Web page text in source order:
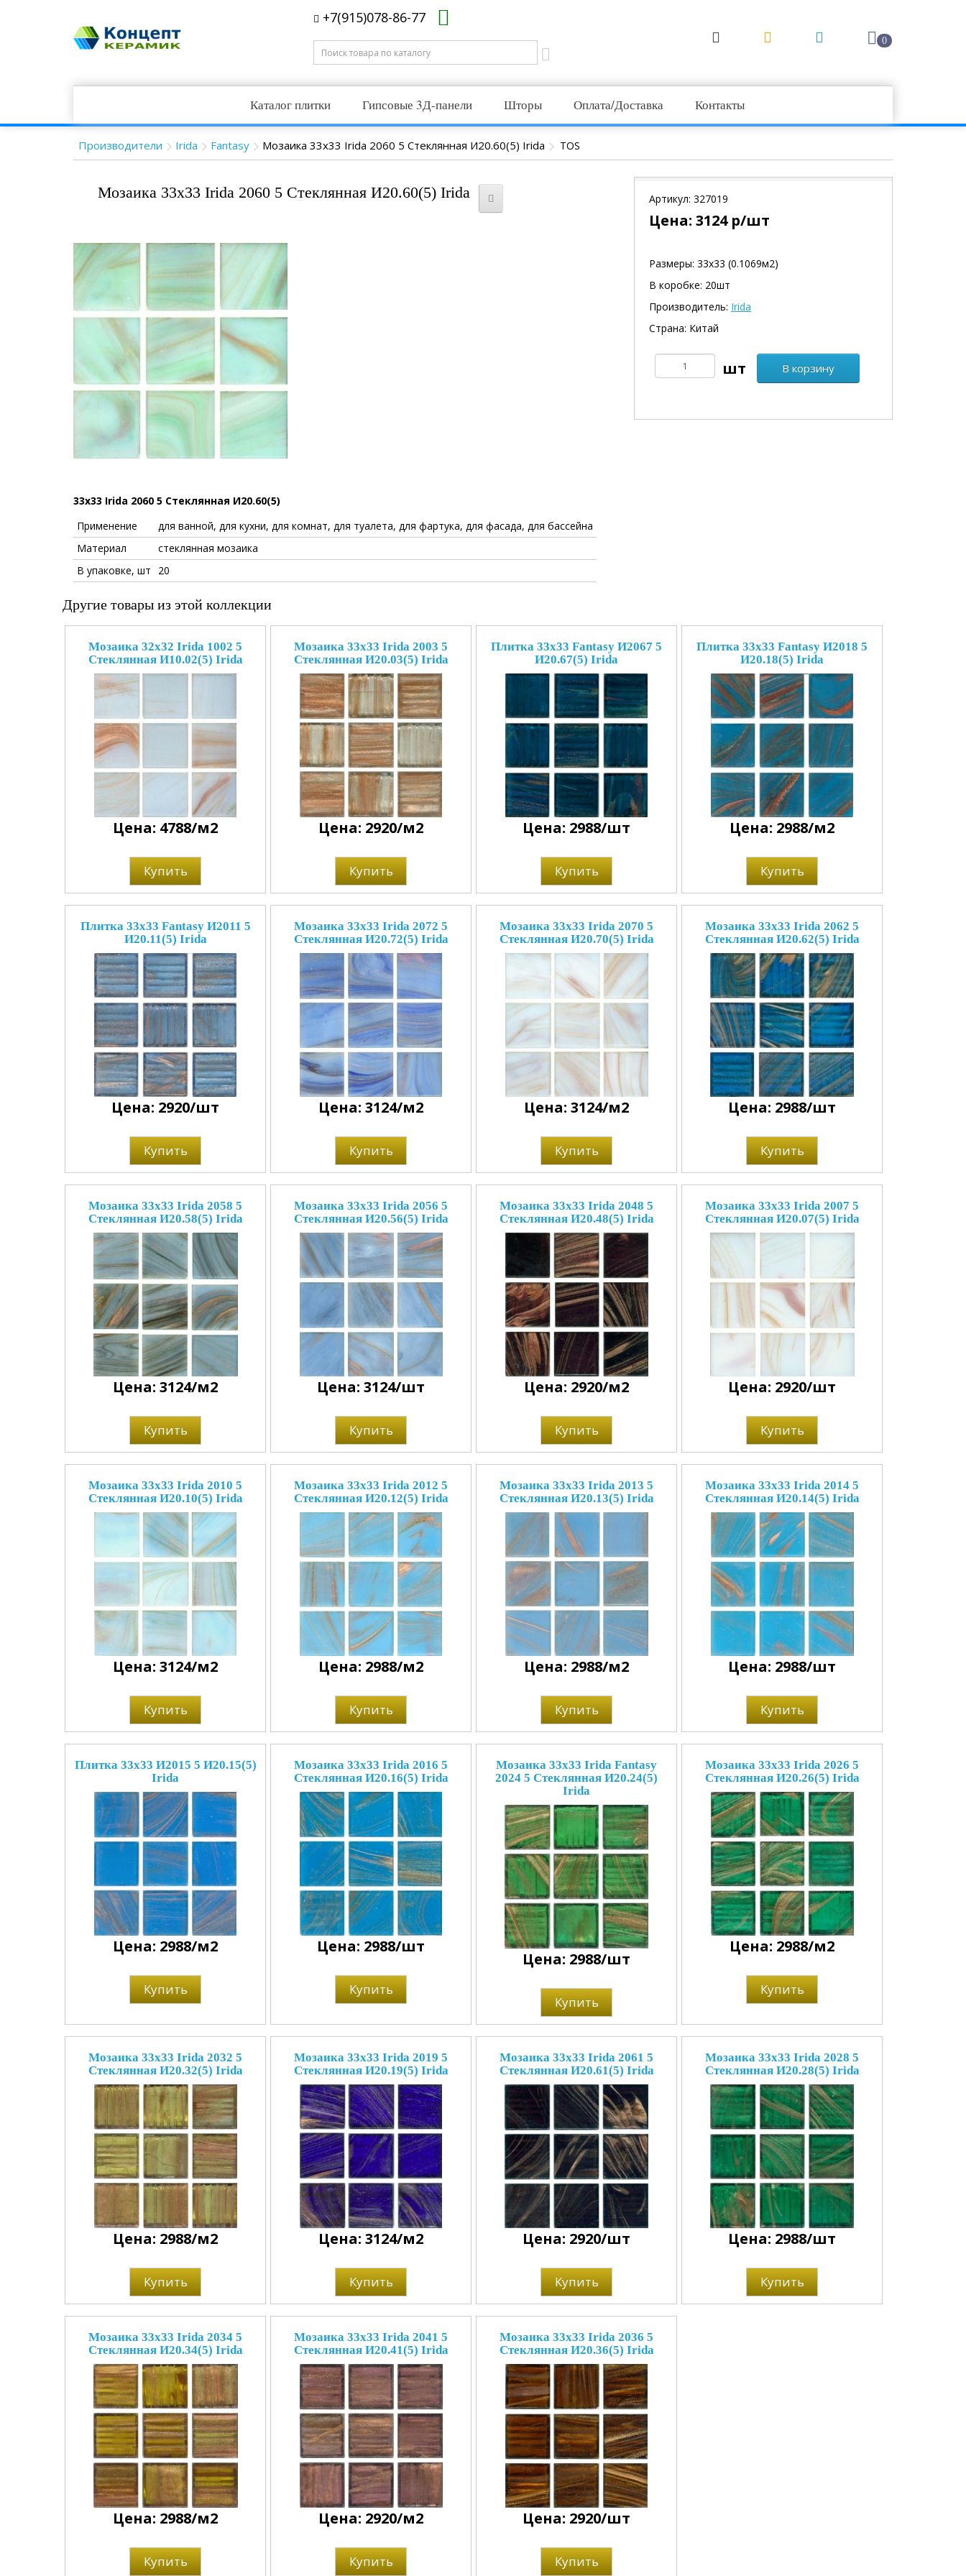
+7(915)078-86-77
0
Каталог плитки Гипсовые 3Д-панели Шторы Оплата/Доставка Контакты
Производители Irida Fantasy Мозаика 33x33 Irida 2060 5 Стеклянная И20.60(5) Irida TOS
Мозаика 33x33 Irida 2060 5 Стеклянная И20.60(5) Irida
33x33 Irida 2060 5 Стеклянная И20.60(5)
Применение
для ванной, для кухни, для комнат, для туалета, для фартука, для фасада, для бассейна
Материал
стеклянная мозаика
В упаковке, шт
20
Артикул: 327019
Цена: 3124р/шт
Размеры: 33х33 (0.1069м2)
В коробке: 20шт
Производитель: Irida
Страна: Китай
В корзину
Другие товары из этой коллекции
Мозаика 32x32 Irida 1002 5
Стеклянная И10.02(5) Irida
Цена: 4788/м2
Купить
Мозаика 33x33 Irida 2003 5
Стеклянная И20.03(5) Irida
Цена: 2920/м2
Купить
Плитка 33x33 Fantasy И2067 5
И20.67(5) Irida
Цена: 2988/шт
Купить
Плитка 33x33 Fantasy И2018 5
И20.18(5) Irida
Цена: 2988/м2
Купить
Плитка 33x33 Fantasy И2011 5
И20.11(5) Irida
Цена: 2920/шт
Купить
Мозаика 33x33 Irida 2072 5
Стеклянная И20.72(5) Irida
Цена: 3124/м2
Купить
Мозаика 33x33 Irida 2070 5
Стеклянная И20.70(5) Irida
Цена: 3124/м2
Купить
Мозаика 33x33 Irida 2062 5
Стеклянная И20.62(5) Irida
Цена: 2988/шт
Купить
Мозаика 33x33 Irida 2058 5
Стеклянная И20.58(5) Irida
Цена: 3124/м2
Купить
Мозаика 33x33 Irida 2056 5
Стеклянная И20.56(5) Irida
Цена: 3124/шт
Купить
Мозаика 33x33 Irida 2048 5
Стеклянная И20.48(5) Irida
Цена: 2920/м2
Купить
Мозаика 33x33 Irida 2007 5
Стеклянная И20.07(5) Irida
Цена: 2920/шт
Купить
Мозаика 33x33 Irida 2010 5
Стеклянная И20.10(5) Irida
Цена: 3124/м2
Купить
Мозаика 33x33 Irida 2012 5
Стеклянная И20.12(5) Irida
Цена: 2988/м2
Купить
Мозаика 33x33 Irida 2013 5
Стеклянная И20.13(5) Irida
Цена: 2988/м2
Купить
Мозаика 33x33 Irida 2014 5
Стеклянная И20.14(5) Irida
Цена: 2988/шт
Купить
Плитка 33x33 И2015 5 И20.15(5)
Irida
Цена: 2988/м2
Купить
Мозаика 33x33 Irida 2016 5
Стеклянная И20.16(5) Irida
Цена: 2988/шт
Купить
Мозаика 33x33 Irida Fantasy
2024 5 Стеклянная И20.24(5)
Irida
Цена: 2988/шт
Купить
Мозаика 33x33 Irida 2026 5
Стеклянная И20.26(5) Irida
Цена: 2988/м2
Купить
Мозаика 33x33 Irida 2032 5
Стеклянная И20.32(5) Irida
Цена: 2988/м2
Купить
Мозаика 33x33 Irida 2019 5
Стеклянная И20.19(5) Irida
Цена: 3124/м2
Купить
Мозаика 33x33 Irida 2061 5
Стеклянная И20.61(5) Irida
Цена: 2920/шт
Купить
Мозаика 33x33 Irida 2028 5
Стеклянная И20.28(5) Irida
Цена: 2988/шт
Купить
Мозаика 33x33 Irida 2034 5
Стеклянная И20.34(5) Irida
Цена: 2988/м2
Купить
Мозаика 33x33 Irida 2041 5
Стеклянная И20.41(5) Irida
Цена: 2920/м2
Купить
Мозаика 33x33 Irida 2036 5
Стеклянная И20.36(5) Irida
Цена: 2920/шт
Купить